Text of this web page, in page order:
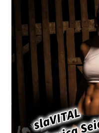
Grenzenlosen
Möglichkeiten:
Limitless
Valletta